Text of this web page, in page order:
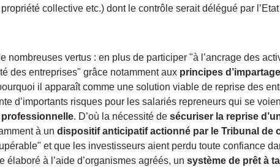
collective etc.) dont le contrôle serait délégué par
nombreuses vertus : en plus de participer "à l’ancrage des
des entreprises" grâce notamment aux principes
il apparaît comme une solution viable de reprise des
d’importants risques pour les salariés repreneurs qui se
professionnelle. D’où la nécessité de sécuriser la reprise
à un dispositif anticipatif actionné par le Tribunal de
et que les investisseurs aient perdu toute confiance
à l’aide d’organismes agréés, un système de prêt à